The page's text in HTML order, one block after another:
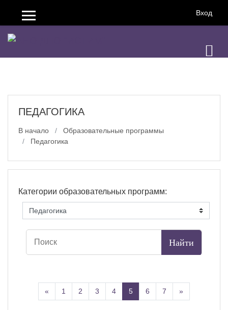
Боковая панель Вход
ПЕДАГОГИКА
В начало
Образовательные программы
Педагогика
Категории образовательных программ:
« Назад
1 2 3 4 5(текущая)
6 7 »Далее